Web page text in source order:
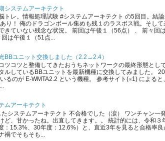
システムアーキテクト
トレ。情報処理試験 #システムアーキテクト の5回目。結
り！ 俺のドラゴンボール集めも残１のラスボス戦。そして
きていない残念な状況。 前回は午後１（56点） 、 前々回
は午後１（51点...
BBユニット交換しました（2.2→2.4）
ツコツと整備してきたおうちネットワークの最終形態とし
ルしているBBユニットを最新機種に交換してみました。
るのが E-WMTA2.2 という機種。 参考サイト(※1) によると
ムアーキテクト
システムアーキテクト 不合格でした（涙） ワンチャン一
ど、甘かったね。出直してきます。。 統計的には、令和３
：15.3%、30年度：12.6%）と、直近3年を見ると合格率良
禍でそもそも...